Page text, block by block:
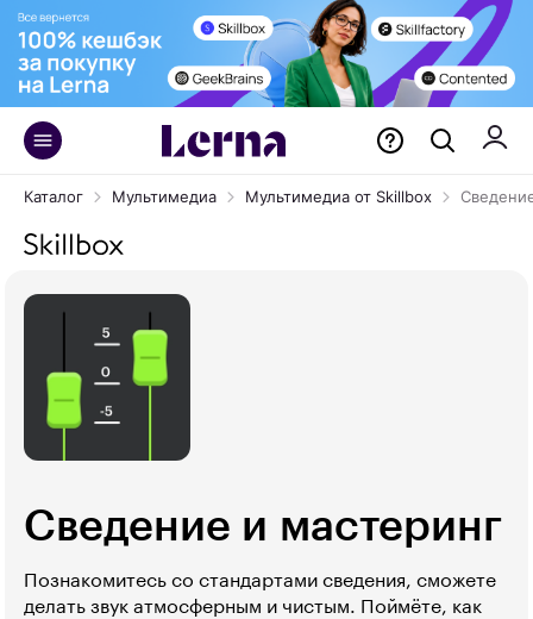
Каталог Мультимедиа Мультимедиа от Skillbox
Сведение и мастеринг
Познакомитесь со стандартами сведения, сможете
делать звук атмосферным и чистым. Поймёте, как